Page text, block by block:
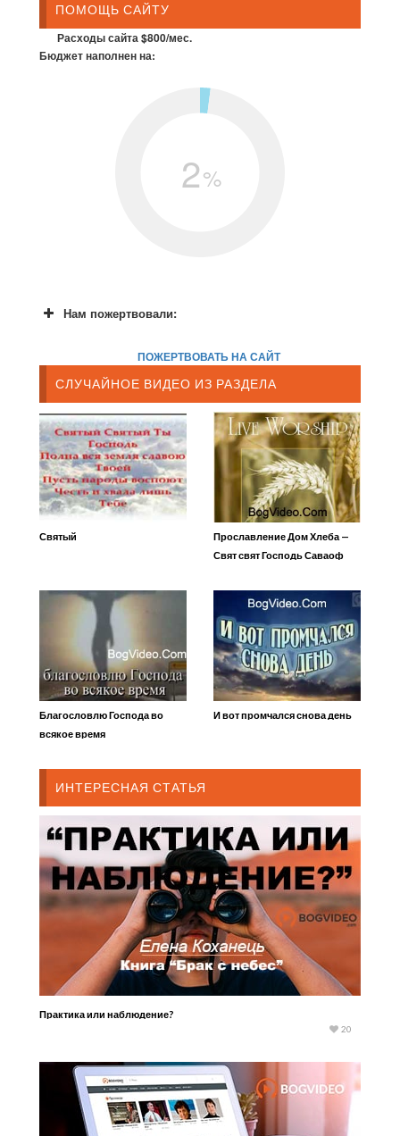
ПОМОЩЬ САЙТУ
Расходы сайта $800/мес.
Бюджет наполнен на:
2%
Нам пожертвовали:
ПОЖЕРТВОВАТЬ НА САЙТ
СЛУЧАЙНОЕ ВИДЕО ИЗ РАЗДЕЛА
Святый
Прославление Дом Хлеба —
Свят свят Господь Саваоф
Благословлю Господа во
всякое время
И вот промчался снова день
ИНТЕРЕСНАЯ СТАТЬЯ
Практика или наблюдение?
20